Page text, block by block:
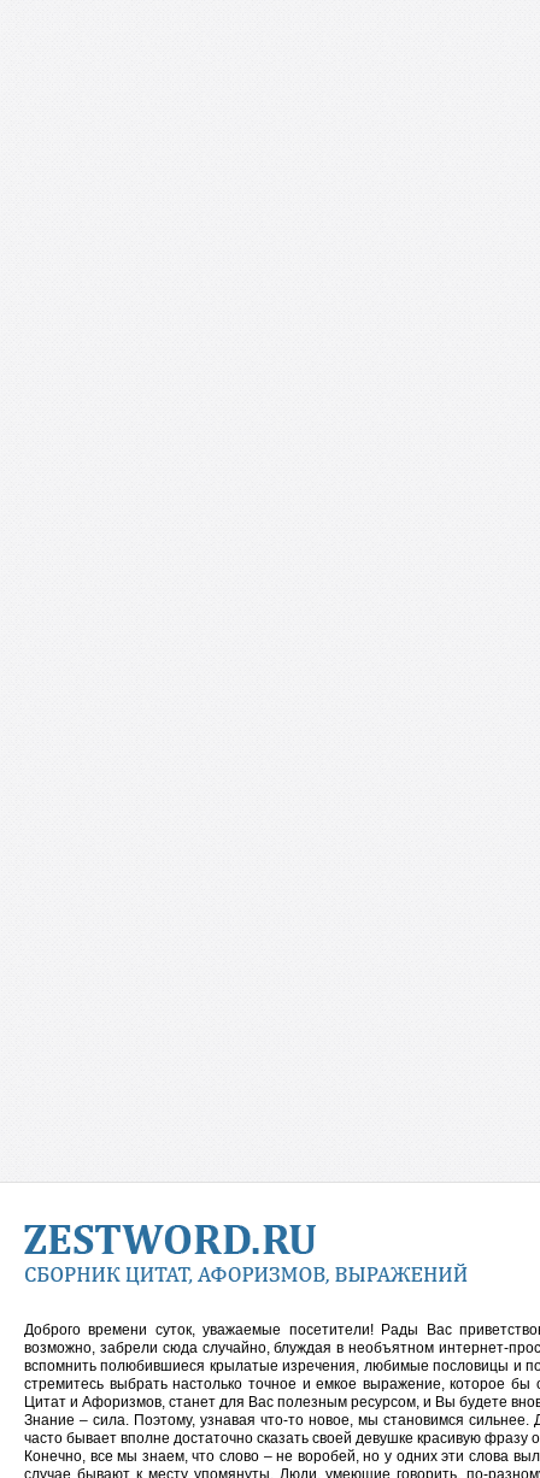
Доброго времени суток, уважаемые посетители! Рады Вас
возможно, забрели сюда случайно, блуждая в необъятном интернет-
вспомнить полюбившиеся крылатые изречения, любимые пословицы и
стремитесь выбрать настолько точное и емкое выражение, которое
Цитат и Афоризмов, станет для Вас полезным ресурсом, и Вы будете
Знание – сила. Поэтому, узнавая что-то новое, мы становимся
часто бывает вполне достаточно сказать своей девушке красивую
Конечно, все мы знаем, что слово – не воробей, но у одних эти слова
случае бывают к месту упомянуты. Люди, умеющие говорить, по-